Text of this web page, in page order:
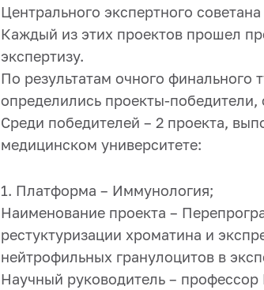
Центрального экспертного
Каждый из этих проектов прошел
экспертизу.
По результатам очного
определились проекты-
Среди победителей – 2 проекта,
медицинском университете:
1. Платформа – Иммунология;
Наименование проекта –
рестуктуризации хроматина и
нейтрофильных гранулоцитов в
Научный руководитель –